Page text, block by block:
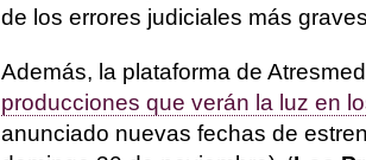
de los errores judiciales más
Además, la plataforma de
producciones que verán la luz en
anunciado nuevas fechas de